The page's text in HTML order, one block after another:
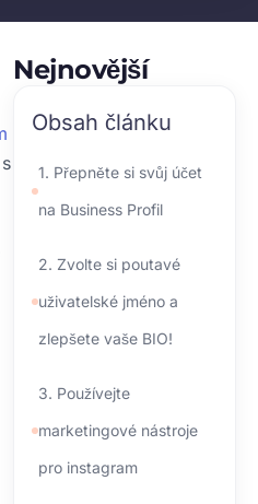
Nejnovější
Obsah článku
1. Přepněte si svůj účet
na Business Profil
2. Zvolte si poutavé
uživatelské jméno a
zlepšete vaše BIO!
3. Používejte
marketingové nástroje
pro instagram